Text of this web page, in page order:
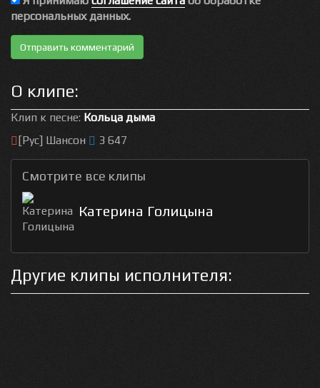
персональных данных.
О клипе:
Клип к песне: Кольца дыма
[Рус] Шансон
3 647
Смотрите все клипы
Катерина Голицына
Другие клипы исполнителя: